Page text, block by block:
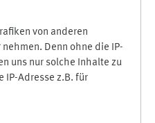
von anderen
Denn ohne die IP-
uns nur solche Inhalte zu
IP-Adresse z.B. für